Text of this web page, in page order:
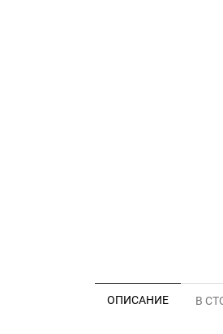
ОПИСАНИЕ В